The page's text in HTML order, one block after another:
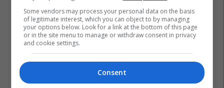
Some vendors may process your personal data on the basis
of legitimate interest, which you can object to by managing
your options below. Look for a link at the bottom of this page
or in the site menu to manage or withdraw consent in privacy
and cookie settings.
Consent